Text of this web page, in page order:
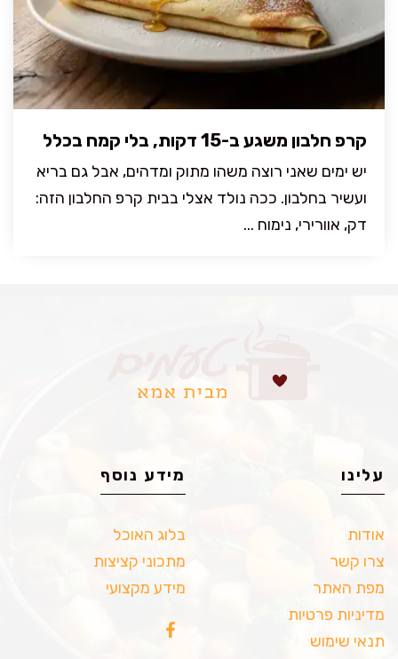
קרפ חלבון משגע ב-15 דקות, בלי קמח בכלל
יש ימים שאני רוצה משהו מתוק ומדהים, אבל גם בריא
ועשיר בחלבון. ככה נולד אצלי בבית קרפ החלבון הזה:
דק, אוורירי, נימוח ...
עלינו
אודות
צרו קשר
מפת האתר
מדיניות פרטיות
תנאי שימוש
מידע נוסף
בלוג האוכל
מתכוני קציצות
מידע מקצועי